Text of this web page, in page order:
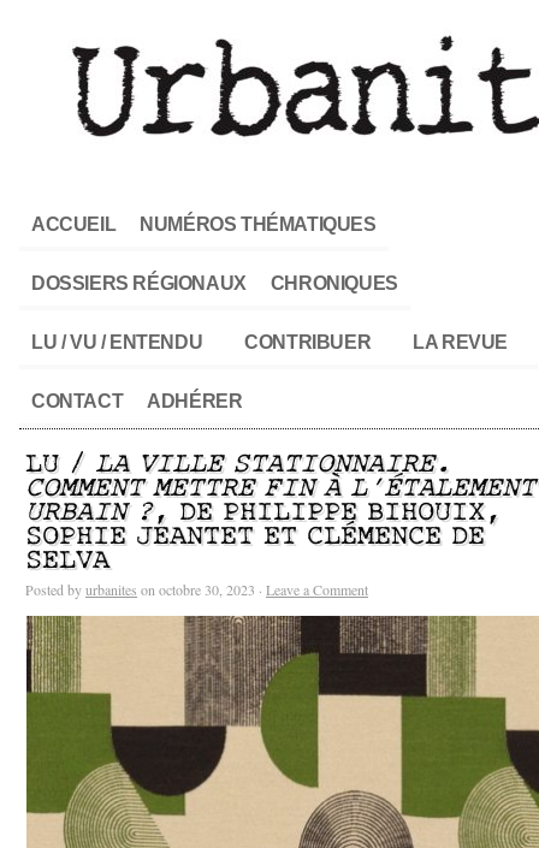
ACCUEIL NUMÉROS THÉMATIQUES
DOSSIERS RÉGIONAUX CHRONIQUES
LU / VU / ENTENDU CONTRIBUER LA REVUE
CONTACT ADHÉRER
LU / LA VILLE STATIONNAIRE.
COMMENT METTRE FIN À L’ÉTALEMENT
URBAIN ?, DE PHILIPPE BIHOUIX,
SOPHIE JEANTET ET CLÉMENCE DE
SELVA
Posted byurbanites on octobre 30, 2023 · Leave a Comment